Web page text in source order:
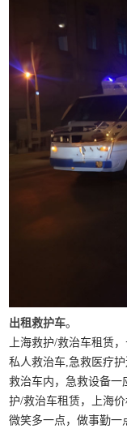
出租救护车。
上海救护/救治车租赁
私人救治车,急救医疗
救治车内，急救设备一
护/救治车租赁，上海
微笑多一点，做事勤一